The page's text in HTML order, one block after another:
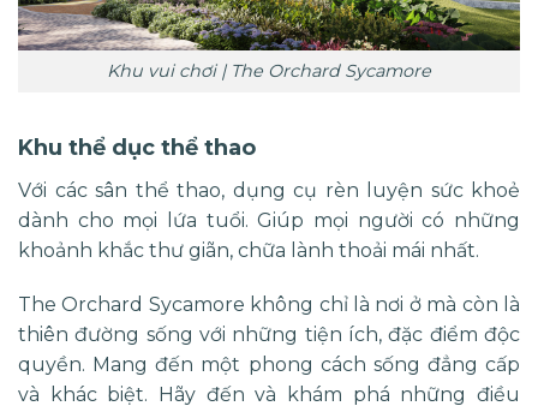
Khu vui chơi | The Orchard Sycamore
Khu thể dục thể thao
Với các sân thể thao, dụng cụ rèn luyện sức khoẻ
dành cho mọi lứa tuổi. Giúp mọi người có những
khoảnh khắc thư giãn, chữa lành thoải mái nhất.
The Orchard Sycamore không chỉ là nơi ở mà còn là
thiên đường sống với những tiện ích, đặc điểm độc
quyền. Mang đến một phong cách sống đẳng cấp
và khác biệt. Hãy đến và khám phá những điều